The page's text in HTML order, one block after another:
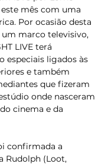
mês com uma
Por ocasião desta
um marco televisivo,
LIVE terá
especiais ligados às
e também
que fizeram
onde nasceram
cinema e da
confirmada a
Rudolph (Loot,